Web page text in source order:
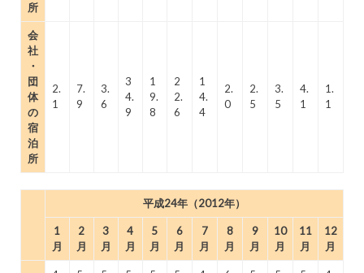
所
会
社
・
団
体
の
宿
泊
所
2.
1
7.
9
3.
6
3
4.
9
1
9.
8
2
2.
6
1
4.
4
2.
0
2.
5
3.
5
4.
1
1.
1
平成24年（2012年）
1
月
2
月
3
月
4
月
5
月
6
月
7
月
8
月
9
月
10
月
11
月
12
月